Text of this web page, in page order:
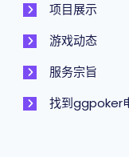
项目展示
游戏动态
服务宗旨
找到ggpoker